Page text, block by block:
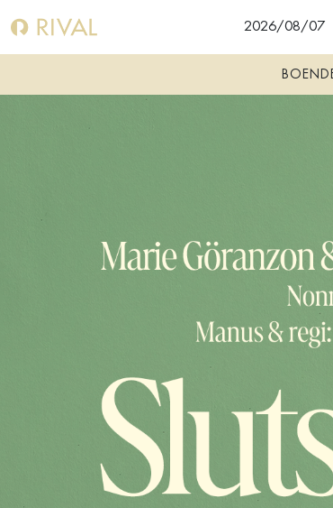
BOKA SHOW, TEATER,
FAKTA A-Ö
RIVALBLOGGEN
INGET VÄSKFÖRBUD I
KALENDARIUM –
SALONGSPLAN
SHOWPAKET